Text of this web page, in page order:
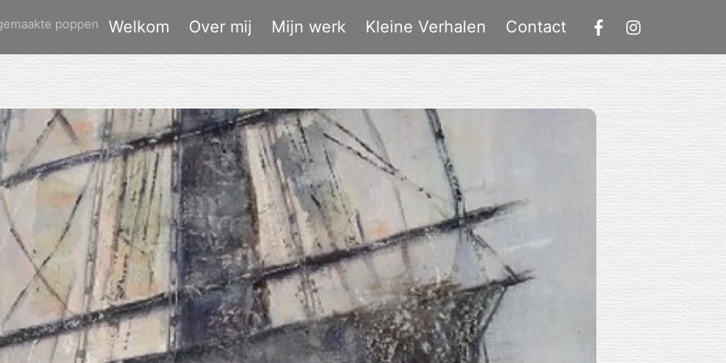
poppen Welkom Over mij Mijn werk Kleine Verhalen Contact